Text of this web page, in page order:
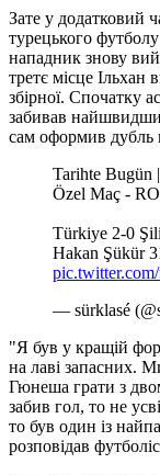
Зате у додатковий
турецького
нападник знову
третє місце Ільхан
збірної. Спочатку
забивав
сам оформив дубль
Tarihte Bugün
Özel Maç -
Türkiye 2-0
Hakan Şükür
— sürklasé
"Я був у кращій
на лаві запасних.
Гюнеша грати з
забив гол, то не
то був один із
розповідав